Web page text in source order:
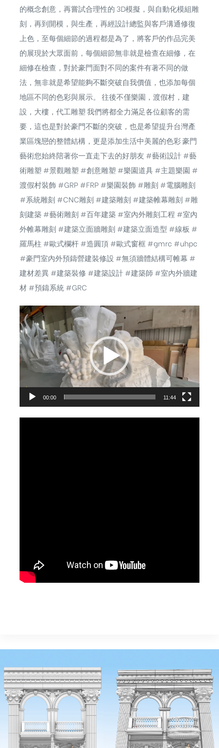
的概念創意，再嘗試合理性的 3D模擬，與自動化模組雕
刻，再到開模，與生產，再經設計總監與客戶溝通修復
上色，至每個細節的過程都是為了，將客戶的作品完美
的展現於大眾面前，每個細節無非就是檢查在細修，在
細修在檢查，對於豪門面對不同的案件有著不同的做
法，無非就是希望能夠不斷突破自我價值，也添加每個
地區不同的色彩與展示。 往後不僅樂園，渡假村，建
設，大樓，代工雕塑 我們將都全力滿足各位顧客的需
要，這也是對於豪門不斷的突破，也是希望提升台灣產
業區塊戀的整體結構，更是添加生活中美麗的色彩 豪門
藝術您始終陪著你一直走下去的好朋友 #藝術設計#藝
術雕塑 #景觀雕塑 #創意雕塑 #樂園道具#主題樂園 #
渡假村裝飾 #GRP#FRP#樂園裝飾 #雕刻 #電腦雕刻
#系統雕刻 #CNC雕刻 #建築雕刻 #建築帷幕雕刻 #雕
刻建築#藝術雕刻 #百年建築#室內外雕刻工程 #室內
外帷幕雕刻 #建築立面牆雕刻 #建築立面造型 #線板 #
羅馬柱 #歐式欄杆#造圓頂#歐式窗框#gmrc #uhpc
#豪門室內外預鑄營建裝修設 #無須牆體結構可帷幕 #
建材差異#建築裝修 #建築設計#建築師 #室內外牆建
材#預鑄系統#GRC
視
訊
播
放
器
00:00 11:44
含日本